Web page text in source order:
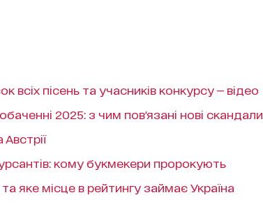
всіх пісень та учасників конкурсу — відео
2025: з чим пов'язані нові скандали
кому букмекери пророкують
яке місце в рейтингу займає Україна